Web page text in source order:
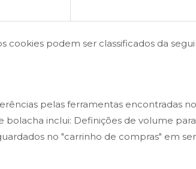
cookies podem ser classificados da
pelas ferramentas encontradas
inclui: Definições de volume
no "carrinho de compras" em